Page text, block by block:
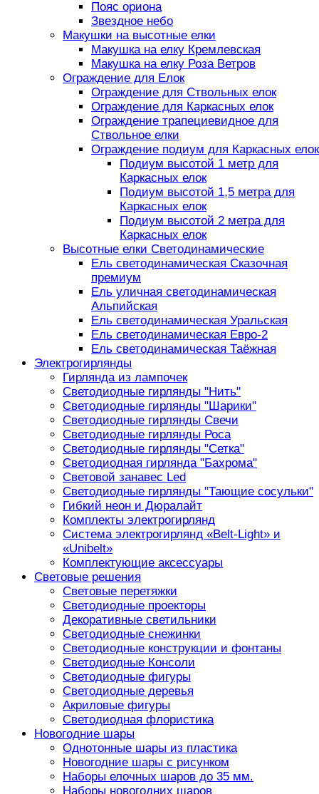
Пояс ориона
Звездное небо
Макушки на высотные елки
Макушка на елку Кремлевская
Макушка на елку Роза Ветров
Ограждение для Елок
Ограждение для Ствольных елок
Ограждение для Каркасных елок
Ограждение трапециевидное для
Ствольное елки
Ограждение подиум для Каркасных елок
Подиум высотой 1 метр для
Каркасных елок
Подиум высотой 1,5 метра для
Каркасных елок
Подиум высотой 2 метра для
Каркасных елок
Высотные елки Светодинамические
Ель светодинамическая Сказочная
премиум
Ель уличная светодинамическая
Альпийская
Ель светодинамическая Уральская
Ель светодинамическая Евро-2
Ель светодинамическая Таёжная
Электрогирлянды
Гирлянда из лампочек
Светодиодные гирлянды "Нить"
Светодиодные гирлянды "Шарики"
Светодиодные гирлянды Свечи
Светодиодные гирлянды Роса
Светодиодные гирлянды "Сетка"
Светодиодная гирлянда "Бахрома"
Световой занавес Led
Светодиодные гирлянды "Тающие сосульки"
Гибкий неон и Дюралайт
Комплекты электрогирлянд
Система электрогирлянд «Belt-Light» и
«Unibelt»
Комплектующие аксессуары
Световые решения
Световые перетяжки
Светодиодные проекторы
Декоративные светильники
Светодиодные снежинки
Светодиодные конструкции и фонтаны
Светодиодные Консоли
Светодиодные фигуры
Светодиодные деревья
Акриловые фигуры
Светодиодная флористика
Новогодние шары
Однотонные шары из пластика
Новогодние шары с рисунком
Наборы елочных шаров до 35 мм.
Наборы новогодних шаров